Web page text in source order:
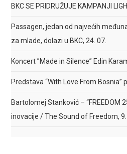
BKC SE PRIDRUŽUJE KAMPANJI
Passagen, jedan od najvećih
za mlade, dolazi u BKC, 24. 07.
Koncert ”Made in Silence” Edin
Predstava “With Love From Bosnia”
Bartolomej Stanković – “FREEDOM
inovacije / The Sound of Freedom, 9.